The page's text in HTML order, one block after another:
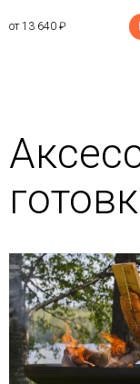
от 13 640 ₽